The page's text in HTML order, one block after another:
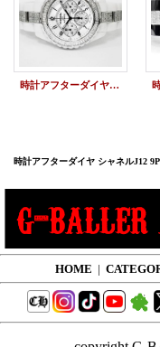
時計アフターダイヤ シャネル J12アフターダイヤ クロノ バゲットダイヤベゼル/ブレスダイヤ
時計アフターダイヤ シャネルJ12
HOME |